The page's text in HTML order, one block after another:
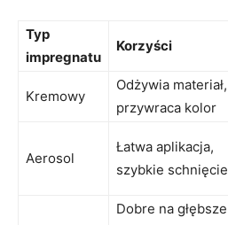
Typ
impregnatu
Korzyści
Kremowy
Odżywia materiał,
przywraca kolor
Aerosol
Łatwa aplikacja,
szybkie schnięcie
Dobre na głębsze